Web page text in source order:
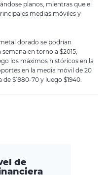
planos, mientras que el
medias móviles y
dorado se podrían
en torno a $2015,
los máximos históricos en la
en la media móvil de 20
$1980-70 y luego $1940.
de